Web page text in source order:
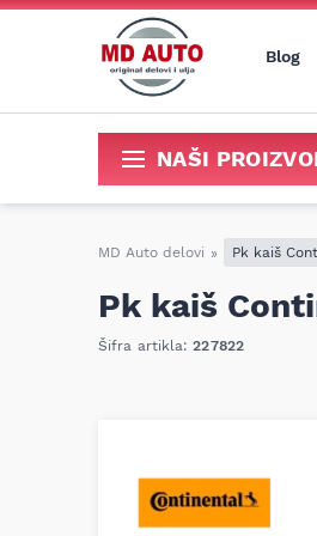
Blog
NAŠI
MD Auto delovi » Pk kaiš
Pk kaiš
Šifra artikla:227822